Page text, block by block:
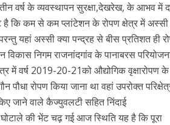
तीन वर्ष के व्यवस्थापन सुरक्षा,देखरेख, के आभव में
है कि कम से कम प्लांटेशन के रोपण क्षेत्र में अस्सी
यहां अस्सी क्या पन्द्रह से बीस प्रतिशत ही
निगम राजनांदगांव के पानाबरस
में वर्ष 2019-20-21को औद्योगिक वृक्षारोपण के
रोपण किया जाना था वहां उपरोक्त
जाने वाले कैज्युवलटी सहित निंदाई
घोटाले की भेंट चढ़ गई आज स्थिति यह है कि पूरा